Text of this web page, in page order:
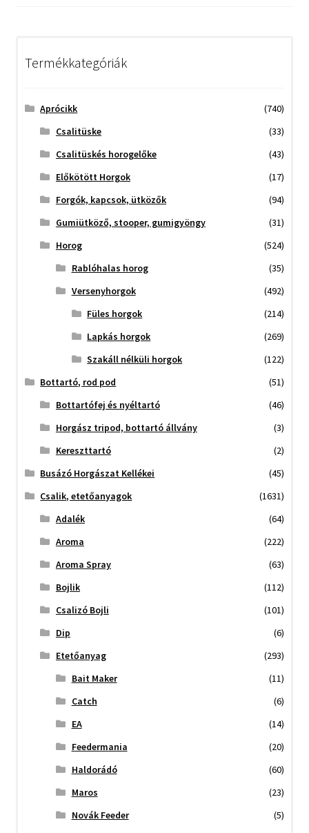
Termékkategóriák
Aprócikk
(740)
Csalitüske
(33)
Csalitüskés horogelőke
(43)
Előkötött Horgok
(17)
Forgók, kapcsok, ütközők
(94)
Gumiütköző, stooper, gumigyöngy
(31)
Horog
(524)
Rablóhalas horog
(35)
Versenyhorgok
(492)
Füles horgok
(214)
Lapkás horgok
(269)
Szakáll nélküli horgok
(122)
Bottartó, rod pod
(51)
Bottartófej és nyéltartó
(46)
Horgász tripod, bottartó állvány
(3)
Kereszttartó
(2)
Busázó Horgászat Kellékei
(45)
Csalik, etetőanyagok
(1631)
Adalék
(64)
Aroma
(222)
Aroma Spray
(63)
Bojlik
(112)
Csalizó Bojli
(101)
Dip
(6)
Etetőanyag
(293)
Bait Maker
(11)
Catch
(6)
EA
(14)
Feedermania
(20)
Haldorádó
(60)
Maros
(23)
Novák Feeder
(5)